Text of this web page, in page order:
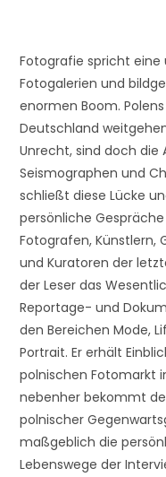
Fotografie spricht eine
Fotogalerien und
enormen Boom.
Deutschland
Unrecht, sind doch die
Seismographen und
schließt diese Lücke
persönliche
Fotografen, Künstlern,
und Kuratoren der
der Leser das
Reportage- und
den Bereichen Mode,
Portrait. Er erhält
polnischen Fotomarkt
nebenher bekommt
polnischer
maßgeblich die
Lebenswege der